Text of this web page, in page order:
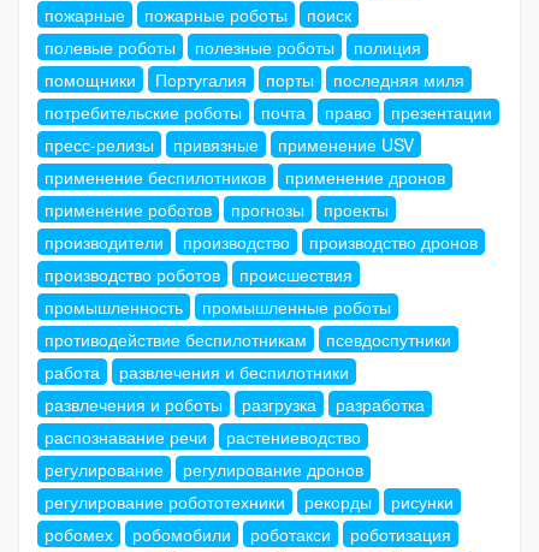
пожарные
пожарные роботы
поиск
полевые роботы
полезные роботы
полиция
помощники
Португалия порты
последняя миля
потребительские роботы
почта право
презентации
пресс-релизы
привязные
применение USV
применение беспилотников
применение дронов
применение роботов
прогнозы
проекты
производители
производство
производство дронов
производство роботов
происшествия
промышленность
промышленные роботы
противодействие беспилотникам
псевдоспутники
работа
развлечения и беспилотники
развлечения и роботы
разгрузка
разработка
распознавание речи
растениеводство
регулирование
регулирование дронов
регулирование робототехники
рекорды
рисунки
робомех
робомобили роботакси
роботизация